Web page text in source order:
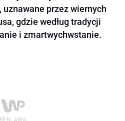
przez wiernych
gdzie według tradycji
i zmartwychwstanie.